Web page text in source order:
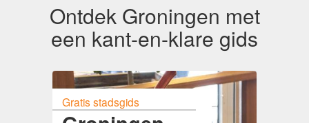
Ontdek Groningen met
een kant-en-klare gids
Gratis stadsgids